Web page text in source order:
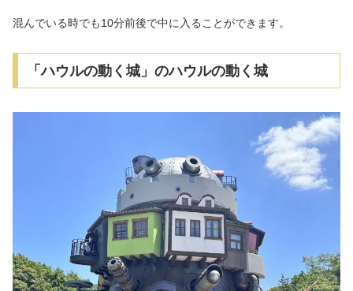
混んでいる時でも10分前後で中に入ることができます。
「ハウルの動く城」のハウルの動く城